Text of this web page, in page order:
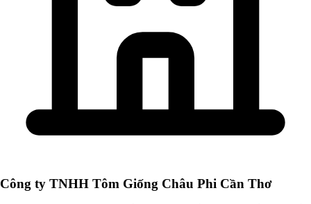
Công ty TNHH Tôm Giống Châu Phi Cần Thơ